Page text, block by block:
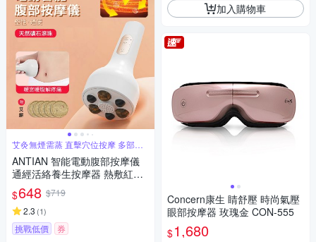
艾灸無煙需蒸 直擊穴位按摩 多部位
舒緩
ANTIAN 智能電動腹部按摩儀
通經活絡養生按摩器 熱敷紅光
滾磁珠揉腹儀 暖腹暖宮寶-白色
$648 $719
2.3 (1)
挑戰低價 券
加入購物車
Concern康生 睛舒壓 時尚氣壓
眼部按摩器 玫瑰金 CON-555
$1,680